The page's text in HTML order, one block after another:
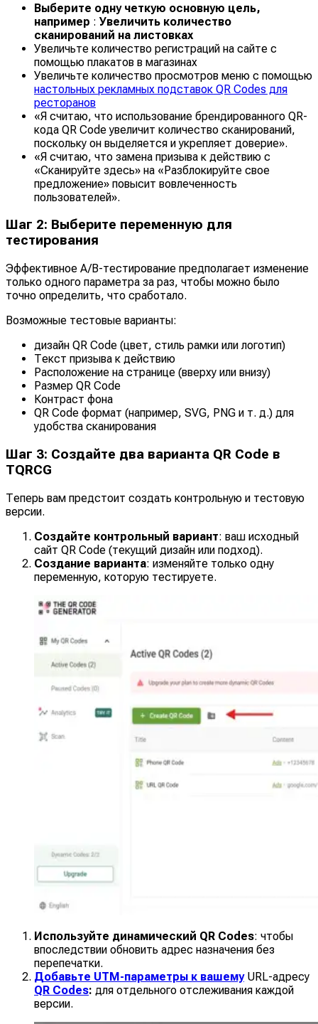
Выберите одну четкую основную цель,
например : Увеличить количество
сканирований на листовках
Увеличьте количество регистраций на сайте с
помощью плакатов в магазинах
Увеличьте количество просмотров меню с помощью
настольных рекламных подставок QR Codes для
ресторанов
«Я считаю, что использование брендированного QR-
кода QR Code увеличит количество сканирований,
поскольку он выделяется и укрепляет доверие».
«Я считаю, что замена призыва к действию с
«Сканируйте здесь» на «Разблокируйте свое
предложение» повысит вовлеченность
пользователей».
Шаг 2: Выберите переменную для
тестирования
Эффективное A/B-тестирование предполагает изменение
только одного параметра за раз, чтобы можно было
точно определить, что сработало.
Возможные тестовые варианты:
дизайн QR Code (цвет, стиль рамки или логотип)
Текст призыва к действию
Расположение на странице (вверху или внизу)
Размер QR Code
Контраст фона
QR Code формат (например, SVG, PNG и т. д.) для
удобства сканирования
Шаг 3: Создайте два варианта QR Code в
TQRCG
Теперь вам предстоит создать контрольную и тестовую
версии.
Создайте контрольный вариант: ваш исходный
сайт QR Code (текущий дизайн или подход).
Создание варианта: изменяйте только одну
переменную, которую тестируете.
Используйте динамический QR Codes: чтобы
впоследствии обновить адрес назначения без
перепечатки.
Добавьте UTM-параметры к вашемуURL-адресу
QR Codes: для отдельного отслеживания каждой
версии.